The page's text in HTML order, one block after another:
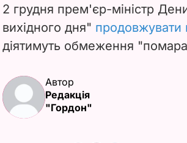
2 грудня прем'єр-міністр
вихідного дня" продовжувати
діятимуть обмеження
Автор
Редакція
"Гордон"